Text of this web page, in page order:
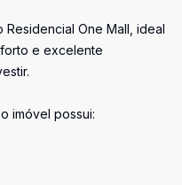
One Mall, ideal
e excelente
imóvel possui: